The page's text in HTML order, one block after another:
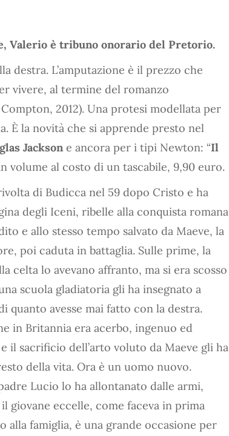
Valerio è tribuno onorario del Pretorio.
destra. L’amputazione è il prezzo che
vivere, al termine del romanzo
2012). Una protesi modellata per
È la novità che si apprende presto nel
Jackson e ancora per i tipi Newton: “Il
volume al costo di un tascabile, 9,90 euro.
di Budicca nel 59 dopo Cristo e ha
degli Iceni, ribelle alla conquista romana
e allo stesso tempo salvato da Maeve, la
poi caduta in battaglia. Sulle prime, la
celta lo avevano affranto, ma si era scosso
scuola gladiatoria gli ha insegnato a
quanto avesse mai fatto con la destra.
in Britannia era acerbo, ingenuo ed
il sacrificio dell’arto voluto da Maeve gli ha
della vita. Ora è un uomo nuovo.
Lucio lo ha allontanato dalle armi,
giovane eccelle, come faceva in prima
alla famiglia, è una grande occasione per